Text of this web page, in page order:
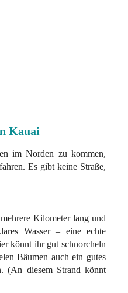
Kauai
im Norden zu kommen,
Es gibt keine Straße,
Kilometer lang und
Wasser – eine echte
könnt ihr gut schnorcheln
Bäumen auch ein gutes
(An diesem Strand könnt